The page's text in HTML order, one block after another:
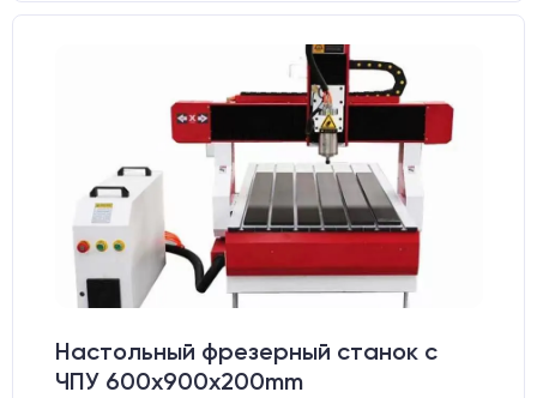
Настольный фрезерный станок с
ЧПУ 600x900x200mm